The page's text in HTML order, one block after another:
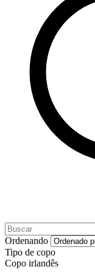
Ordenando
Tipo de copo
Copo irlandês